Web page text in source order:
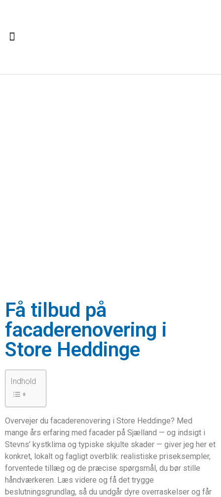
Få tilbud på
facaderenovering i
Store Heddinge
Indhold
Overvejer du facaderenovering i Store Heddinge? Med
mange års erfaring med facader på Sjælland — og indsigt i
Stevns’ kystklima og typiske skjulte skader — giver jeg her et
konkret, lokalt og fagligt overblik: realistiske priseksempler,
forventede tillæg og de præcise spørgsmål, du bør stille
håndværkeren. Læs videre og få det trygge
beslutningsgrundlag, så du undgår dyre overraskelser og får